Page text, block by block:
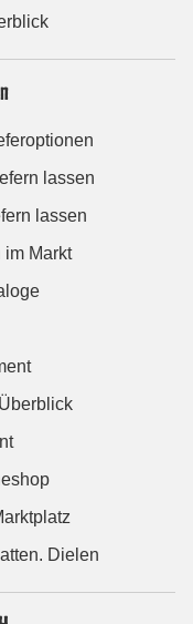
lassen
lassen
im Markt
Dielen